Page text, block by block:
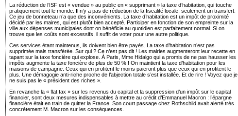
La réduction de l’ISF est « vendue » au public en « supprimant » la taxe d’habitation, qui touche
pratiquement tout le monde. Il n’y a pas de réduction de la fiscalité locale, seulement un transfert.
Ce jeu de bonneteau n’a que des inconvénients. La taxe d’habitation est un impôt de proximité
décidé par les maires, qui est plutôt bien accepté. Participer en fonction de son empreinte sur la
ville aux dépenses municipales dont on bénéficie au quotidien est parfaitement normal. Si on
trouve que les coûts sont excessifs, il suffit de voter pour une autre politique.
Ces services étant maintenus, ils doivent bien être payés. La taxe d’habitation n’est pas
supprimée mais transférée. Sur qui ? Ce n’est pas dit ! Les mairies augmenteront leur recette en
tapant sur la taxe foncière qui explose. À Paris, Mme Hidalgo qui a promis de ne pas hausser les
impôts augmente la taxe foncière de plus de 50 % ! On maintient la taxe d’habitation pour les
maisons de campagne. Ceux qui en profitent le moins paieront plus que ceux qui en profitent le
plus. Une démagogie anti-riche proche de l’abjection totale s’est installée. Et de rire ! Voyez que je
ne suis pas le « président des riches ».
En revanche la « flat tax » sur les revenus du capital et la suppression d’un impôt sur le capital
financier, sont deux mesures indispensables à mettre au crédit d’Emmanuel Macron : l’épargne
financière était en train de quitter la France. Son court passage chez Rothschild avait alerté très
concrètement M. Macron sur les conséquences.